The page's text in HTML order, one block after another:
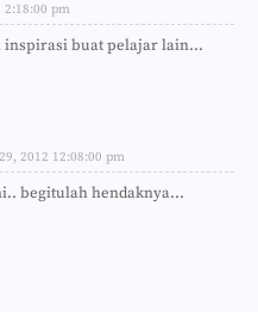
2:18:00 pm
inspirasi buat pelajar lain...
2012 12:08:00 pm
begitulah hendaknya...